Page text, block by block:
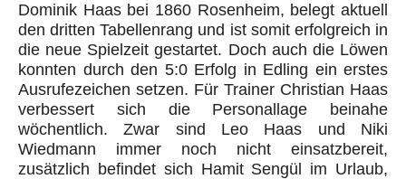
Dominik Haas bei 1860 Rosenheim, belegt aktuell
den dritten Tabellenrang und ist somit erfolgreich in
die neue Spielzeit gestartet. Doch auch die Löwen
konnten durch den 5:0 Erfolg in Edling ein erstes
Ausrufezeichen setzen. Für Trainer Christian Haas
verbessert sich die Personallage beinahe
wöchentlich. Zwar sind Leo Haas und Niki
Wiedmann immer noch nicht einsatzbereit,
zusätzlich befindet sich Hamit Sengül im Urlaub,